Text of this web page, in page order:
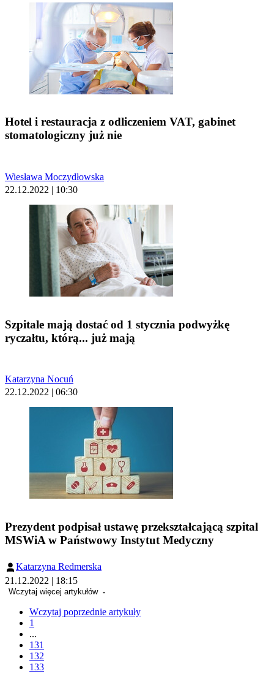
Hotel i restauracja z odliczeniem VAT, gabinet
stomatologiczny już nie
Wiesława Moczydłowska
22.12.2022 | 10:30
Szpitale mają dostać od 1 stycznia podwyżkę
ryczałtu, którą... już mają
Katarzyna Nocuń
22.12.2022 | 06:30
Prezydent podpisał ustawę przekształcającą szpital
MSWiA w Państwowy Instytut Medyczny
Katarzyna Redmerska
21.12.2022 | 18:15
Wczytaj więcej artykułów
Wczytaj poprzednie artykuły
1
...
131
132
133